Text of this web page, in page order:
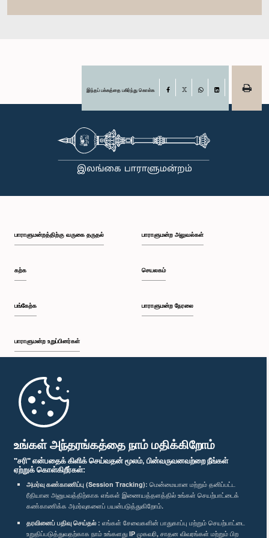
உங்கள் அந்தரங்கத்தை நாம் மதிக்கிறோம்
"சரி" என்பதைக் கிளிக் செய்வதன் மூலம், பின்வருவனவற்றை நீங்கள்
ஏற்றுக் கொள்கிறீர்கள்:
அமர்வு கண்காணிப்பு (Session Tracking): மென்மையான மற்றும் தனிப்பட்ட
ரீதியான அனுபவத்திற்காக எங்கள் இணையத்தளத்தில் உங்கள் செயற்பாட்டைக்
கண்காணிக்க அமர்வுகளைப் பயன்படுத்துகிறோம்.
தரவினைப் பதிவு செய்தல் : எங்கள் சேவைகளின் பாதுகாப்பு மற்றும் செயற்பாட்டை
உறுதிப்படுத்துவதற்காக நாம் உங்களது IP முகவரி, சாதன விவரங்கள் மற்றும் பிற
இந்தப் பக்கத்தை பகிர்ந்து கொள்க Facebook
பாராளுமன்றத்திற்கு வருகை தருதல்
கற்க
பங்கேற்க
பாராளுமன்ற உறுப்பினர்கள்
முதற்பக்கம்
பாராளுமன்ற அலுவல்கள்
செயலகம்
பாராளுமன்ற நேரலை
பாராளுமன்ற கையடக்க செயலி
எம்மை பின்தொடர்க :
விருதுகள்